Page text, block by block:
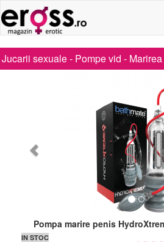
Jucarii sexuale - Pompe vid -
Pompa marire penis
IN STOC